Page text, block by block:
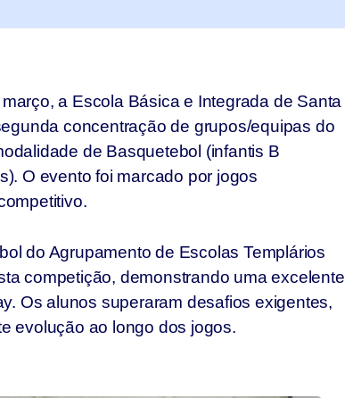
a Escola Básica e Integrada de Santa
concentração de grupos/equipas do
de Basquetebol (infantis B
O evento foi marcado por jogos
do Agrupamento de Escolas Templários
competição, demonstrando uma excelente
Os alunos superaram desafios exigentes,
evolução ao longo dos jogos.